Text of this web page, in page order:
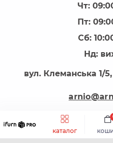
каталог
Чт:
Пт:
Сб:
Нд:
вул. Клеманська 1/